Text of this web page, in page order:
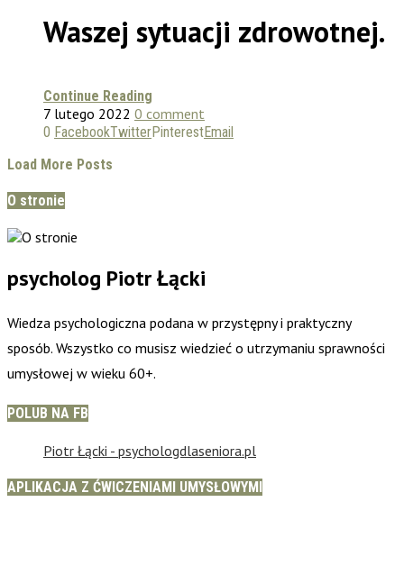
Waszej sytuacji zdrowotnej.
Continue Reading
7 lutego 2022 0 comment
0 FacebookTwitterPinterestEmail
Load More Posts
O stronie
psycholog Piotr Łącki
Wiedza psychologiczna podana w przystępny i praktyczny
sposób. Wszystko co musisz wiedzieć o utrzymaniu sprawności
umysłowej w wieku 60+.
POLUB NA FB
Piotr Łącki - psychologdlaseniora.pl
APLIKACJA Z ĆWICZENIAMI UMYSŁOWYMI